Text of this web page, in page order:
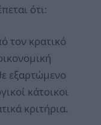
ότι:
τον κρατικό
εξαρτώμενο
κάτοικοι
κριτήρια.